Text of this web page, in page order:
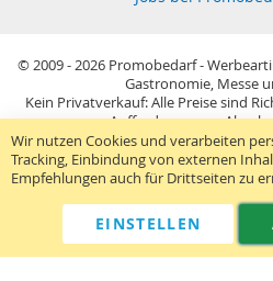
© 2009 - 2026 Promobedarf -
Gastronomie, Messe
Kein Privatverkauf: Alle Preise sind
Aufforderung zur
Sie richten sich nur an gewerblichen
Preisangabenverordnung und
Sticks: Tagespreise ggf. zzgl.
Telefon:040 38 63 12 40
Wir nutzen Cookies und verarbeiten
Tracking, Einbindung von externen
Empfehlungen auch für Drittseiten zu
EINSTELLEN